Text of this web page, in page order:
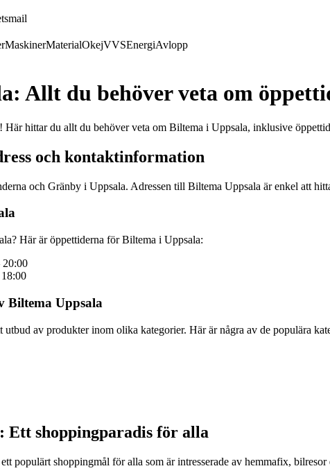
MaskinerMaterialOkejVVSEnergiAvlopp
Allt du behöver veta om
hittar du allt du behöver veta om Biltema i Uppsala, inklusive
och kontaktinformation
och Gränby i Uppsala. Adressen till Biltema Uppsala är enkel att
Här är öppettiderna för Biltema i Uppsala:
20:00
Biltema Uppsala
utbud av produkter inom olika kategorier. Här är några av de populära
Ett shoppingparadis för alla
populärt shoppingmål för alla som är intresserade av hemmafix,